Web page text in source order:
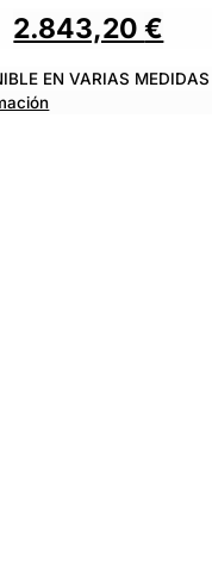
2.843,20€
EN VARIAS MEDIDAS